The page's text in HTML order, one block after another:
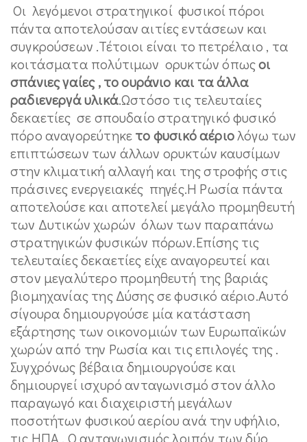
Οι λεγόμενοι στρατηγικοί φυσικοί πόροι
πάντα αποτελούσαν αιτίες εντάσεων και
συγκρούσεων .Τέτοιοι είναι το πετρέλαιο , τα
κοιτάσματα πολύτιμων ορυκτών όπωςοι
σπάνιες γαίες , το ουράνιο και τα άλλα
ραδιενεργά υλικά.Ωστόσο τις τελευταίες
δεκαετίες σε σπουδαίο στρατηγικό φυσικό
πόρο αναγορεύτηκετο φυσικό αέριολόγω των
επιπτώσεων των άλλων ορυκτών καυσίμων
στην κλιματική αλλαγή και της στροφής στις
πράσινες ενεργειακές πηγές.Η Ρωσία πάντα
αποτελούσε και αποτελεί μεγάλο προμηθευτή
των Δυτικών χωρών όλων των παραπάνω
στρατηγικών φυσικών πόρων.Επίσης τις
τελευταίες δεκαετίες είχε αναγορευτεί και
στον μεγαλύτερο προμηθευτή της βαριάς
βιομηχανίας της Δύσης σε φυσικό αέριο.Αυτό
σίγουρα δημιουργούσε μία κατάσταση
εξάρτησης των οικονομιών των Ευρωπαϊκών
χωρών από την Ρωσία και τις επιλογές της .
Συγχρόνως βέβαια δημιουργούσε και
δημιουργεί ισχυρό ανταγωνισμό στον άλλο
παραγωγό και διαχειριστή μεγάλων
ποσοτήτων φυσικού αερίου ανά την υφήλιο,
τις ΗΠΑ . Ο ανταγωνισμός λοιπόν των δύο